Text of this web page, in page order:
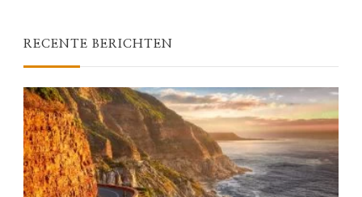
RECENTE BERICHTEN